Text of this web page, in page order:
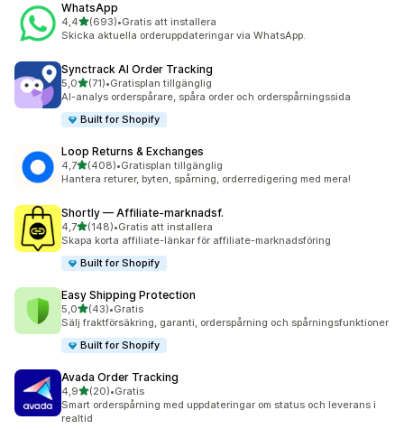
WhatsApp
4,4av 5 stjärnor
(693)
693 recensioner totalt
•Gratis att installera
Skicka aktuella orderuppdateringar via WhatsApp.
Synctrack AI Order Tracking
5,0av 5 stjärnor
(71)
71 recensioner totalt
•Gratisplan tillgänglig
AI-analys orderspårare, spåra order och orderspårningssida
Built for Shopify
Loop Returns & Exchanges
4,7av 5 stjärnor
(408)
408 recensioner totalt
•Gratisplan tillgänglig
Hantera returer, byten, spårning, orderredigering med mera!
Shortly — Affiliate‑marknadsf.
4,7av 5 stjärnor
(148)
148 recensioner totalt
•Gratis att installera
Skapa korta affiliate-länkar för affiliate-marknadsföring
Built for Shopify
Easy Shipping Protection
5,0av 5 stjärnor
(43)
43 recensioner totalt
•Gratis
Sälj fraktförsäkring, garanti, orderspårning och spårningsfunktioner
Built for Shopify
Avada Order Tracking
4,9av 5 stjärnor
(20)
20 recensioner totalt
•Gratis
Smart orderspårning med uppdateringar om status och leverans i
realtid